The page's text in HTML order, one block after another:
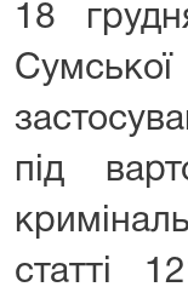
18
під
статті